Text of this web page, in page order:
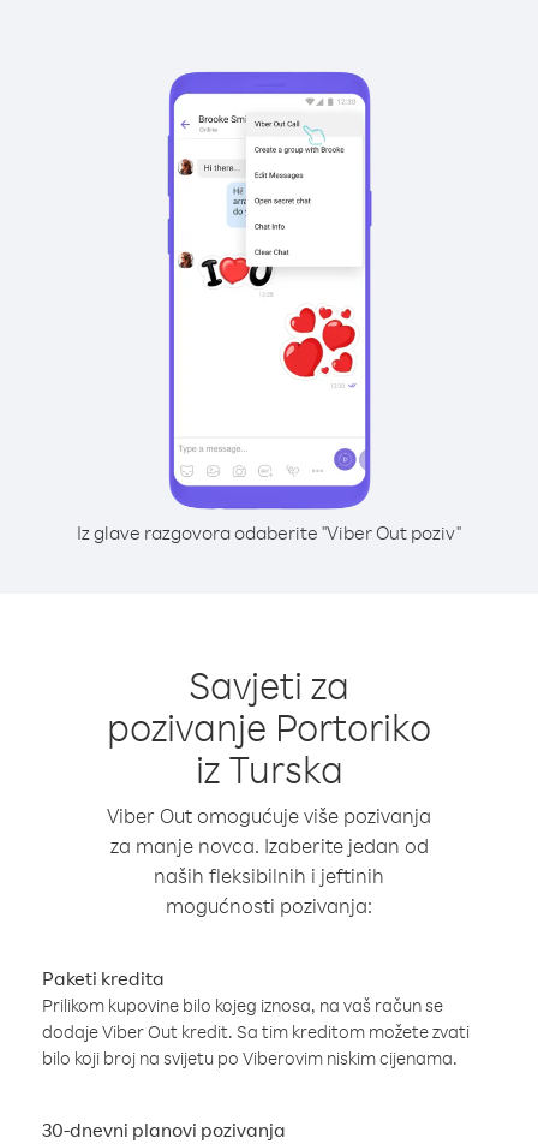
Iz glave razgovora odaberite "Viber Out poziv"
Savjeti za
pozivanje Portoriko
iz Turska
Viber Out omogućuje više pozivanja
za manje novca. Izaberite jedan od
naših fleksibilnih i jeftinih
mogućnosti pozivanja:
Paketi kredita
Prilikom kupovine bilo kojeg iznosa, na vaš račun se
dodaje Viber Out kredit. Sa tim kreditom možete zvati
bilo koji broj na svijetu po Viberovim niskim cijenama.
30-dnevni planovi pozivanja